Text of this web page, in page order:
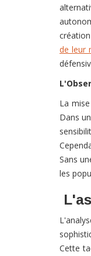
de leur
La
Dans
Sans
les
Cette